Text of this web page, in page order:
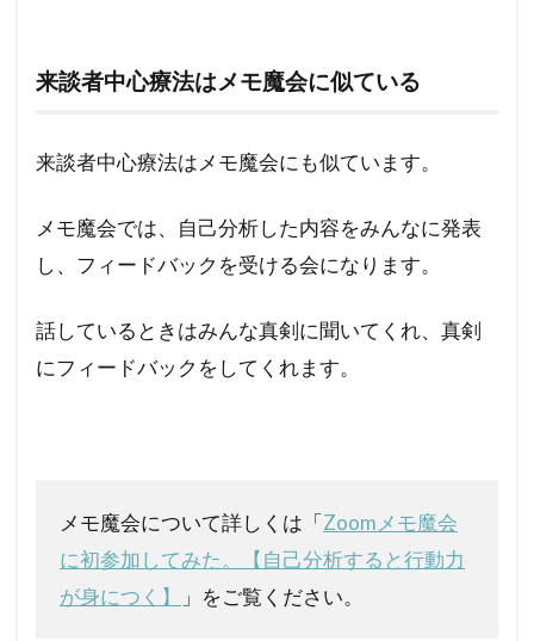
来談者中心療法はメモ魔会に似ている
来談者中心療法はメモ魔会にも似ています。
メモ魔会では、自己分析した内容をみんなに発表
し、フィードバックを受ける会になります。
話しているときはみんな真剣に聞いてくれ、真剣
にフィードバックをしてくれます。
メモ魔会について詳しくは「Zoomメモ魔会
に初参加してみた。【自己分析すると行動力
が身につく】
」をご覧ください。